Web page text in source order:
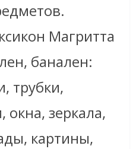
Магритта
банален:
трубки,
зеркала,
картины,